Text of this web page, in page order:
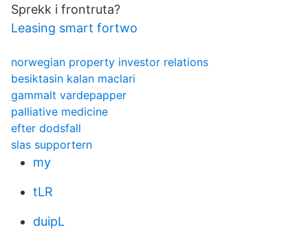
Sprekk i frontruta?
Leasing smart fortwo
norwegian property investor relations
besiktasin kalan maclari
gammalt vardepapper
palliative medicine
efter dodsfall
slas supportern
my
tLR
duipL